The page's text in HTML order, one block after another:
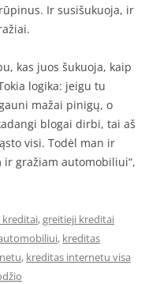
Ir susišukuoja, ir
kas juos šukuoja, kaip
logika: jeigu tu
mažai pinigų, o
blogai dirbi, tai aš
visi. Todėl man ir
gražiam automobiliui“,
kreditai,greitieji kreditai
, kreditas
, kreditas internetu visa